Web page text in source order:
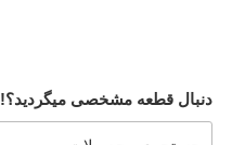
دنبال قطعه مشخصی میگردید؟!